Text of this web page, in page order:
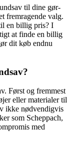
til dine gør-
fremragende valg.
en billig pris? I
at finde en billig
dit køb endnu
Først og fremmest
eller materialer til
ikke nødvendigvis
som Scheppach,
med